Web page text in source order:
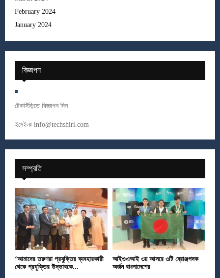
February 2024
January 2024
বিজ্ঞাপন
টেকসিঁড়িতে বিজ্ঞাপন দিন
ইমেইলঃ info@techshiri.com
সম্প্রতি
‘আমাদের তরুণরা প্রযুক্তির ব্যবহারকারী
থেকে প্রযুক্তির উদ্ভাবকে...
আইওএআই ৩য় আসরে ৩টি ব্রোঞ্জপদক
অর্জন বাংলাদেশের